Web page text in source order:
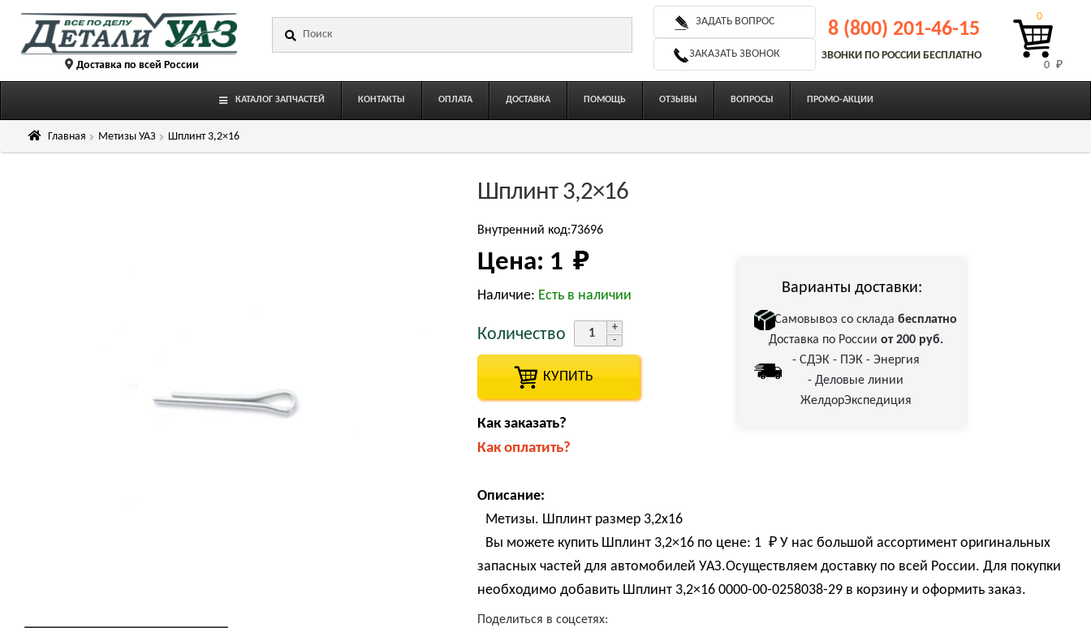
Перейти
Перейти
содержимому Доставка по всей России
ЗАДАТЬ ВОПРОС
ЗАКАЗАТЬ ЗВОНОК
8 (800) 201-46-15
ЗВОНКИ ПО РОССИИ БЕСПЛАТНО
0 ₽
0
КАТАЛОГ ЗАПЧАСТЕЙ КОНТАКТЫ ОПЛАТА ДОСТАВКА ПОМОЩЬ ОТЗЫВЫ ВОПРОСЫ ПРОМО-АКЦИИ
Главная Метизы УАЗ Шплинт 3,2×16
Шплинт 3,2×16
Внутренний код:73696
Цена: 1 ₽
Наличие: Есть в наличии Варианты доставки:
Самовывоз со складабесплатно
Доставка по России от 200 руб.
- СДЭК - ПЭК - Энергия
- Деловые линии
ЖелдорЭкспедиция
Количество
КУПИТЬ
Как заказать?
Как оплатить?
Описание:
Метизы. Шплинт размер 3,2х16
Вы можете купить Шплинт 3,2×16 по цене: 1 ₽ У нас большой ассортимент оригинальных
запасных частей для автомобилей УАЗ.Осуществляем доставку по всей России. Для покупки
необходимо добавить Шплинт 3,2×16 0000-00-0258038-29 в корзину и оформить заказ.
Поделиться в соцсетях: